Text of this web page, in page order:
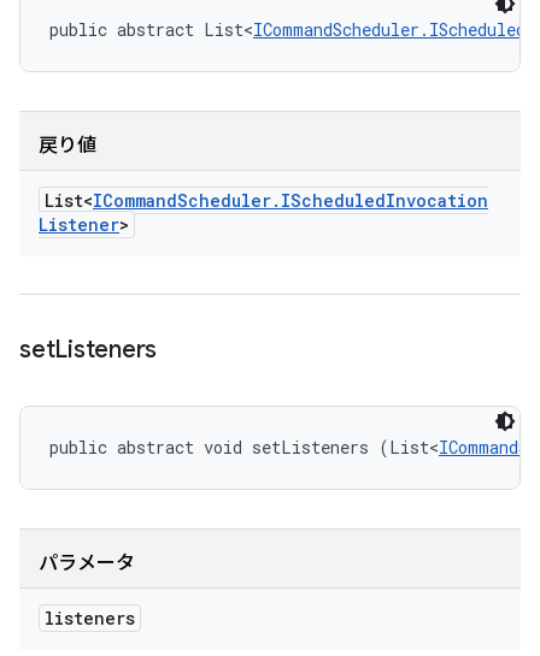
public abstract List<
戻り値
List<ICommandScheduler. IScheduledInvocation
Listener>
setListeners
public abstract void setListeners (List<
パラメータ
listeners